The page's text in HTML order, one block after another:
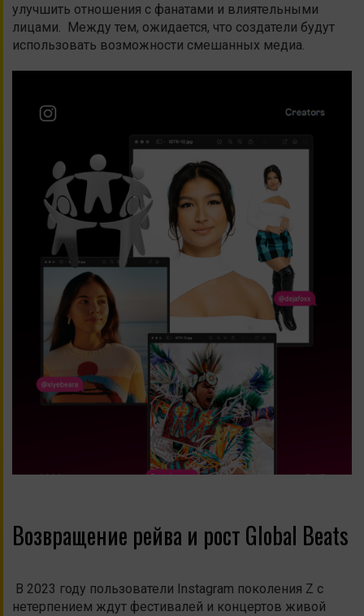
улучшить отношения с фанатами и влиятельными
лицами. Между тем, ожидается, что создатели будут
использовать возможности смешанных медиа.
Возвращение рейва и рост Global Beats
В 2023 году пользователи Instagram поколения Z с
нетерпением ждут фестивалей и концертов живой